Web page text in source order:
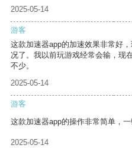
2025-05-14
游客
这款加速器app的加速效果非常好
况了。我以前玩游戏经常会输，现
不少。
2025-05-14
游客
这款加速器app的操作非常简单，
2025-05-14